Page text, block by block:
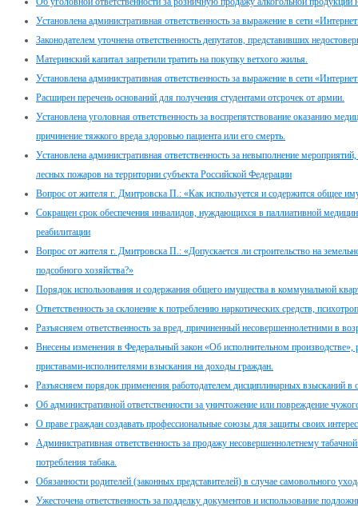
Установлена административная ответственность за выражение в сети
Законодателем уточнена ответственность депутатов, представивших
Материнский капитал запретили тратить на покупку ветхого жилья.
Установлена административная ответственность за выражение в сети
Расширен перечень оснований для получения студентами отсрочек от армии.
Установлена уголовная ответственность за воспрепятствование оказанию
причинение тяжкого вреда здоровью пациента или его смерть.
Установлена административная ответственность за невыполнение
лесных пожаров на территории субъекта Российской Федерации
Вопрос от жителя г. Дмитровска П.: «Как используется и содержится общее
Сокращен срок обеспечения инвалидов, нуждающихся в паллиативной
реабилитации
Вопрос от жителя г. Дмитровска П.: «Допускается ли строительство на
подсобного хозяйства?»
Порядок использования и содержания общего имущества в коммунальной
Ответственность за склонение к потреблению наркотических средств,
Разъясняем ответственность за вред, причиненный несовершеннолетними в
Внесены изменения в Федеральный закон «Об исполнительном
приставами-исполнителями взыскания на доходы граждан.
Разъясняем порядок применения работодателем дисциплинарных взысканий в
Об административной ответственности за уничтожение или повреждение
О праве граждан создавать профессиональные союзы для защиты своих
Административная ответственность за продажу несовершеннолетнему
потребления табака.
Обязанности родителей (законных представителей) в случае самовольного
Ужесточена ответственность за подделку документов и использование